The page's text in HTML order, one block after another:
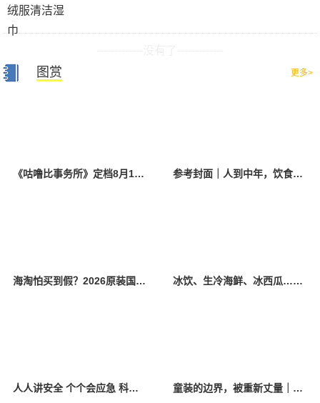
图赏 更多>
《咕噜比事务所》定档8月10日 聚焦儿童情绪教育助力健康成长 参考封面｜人到中年，饮食该如何调整？
海淘怕买到假？2026原装国产羊奶粉靠谱的正规品牌有哪些？ 冰饮、生冷海鲜、冰西瓜……泉州人夏季“标配”饮食极易引发胃肠炎
人人讲安全 个个会应急 科学应对防震避险 童装的边界，被重新丈量｜2026中国国际时装周·童话小镇圆满收官